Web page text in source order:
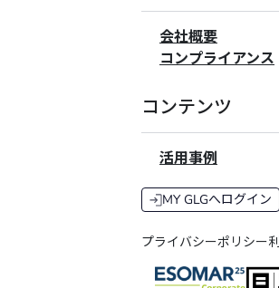
会社概要
コンプライアンス
コンテンツ
活用事例
MY GLGへログイン
プライバシーポリシー